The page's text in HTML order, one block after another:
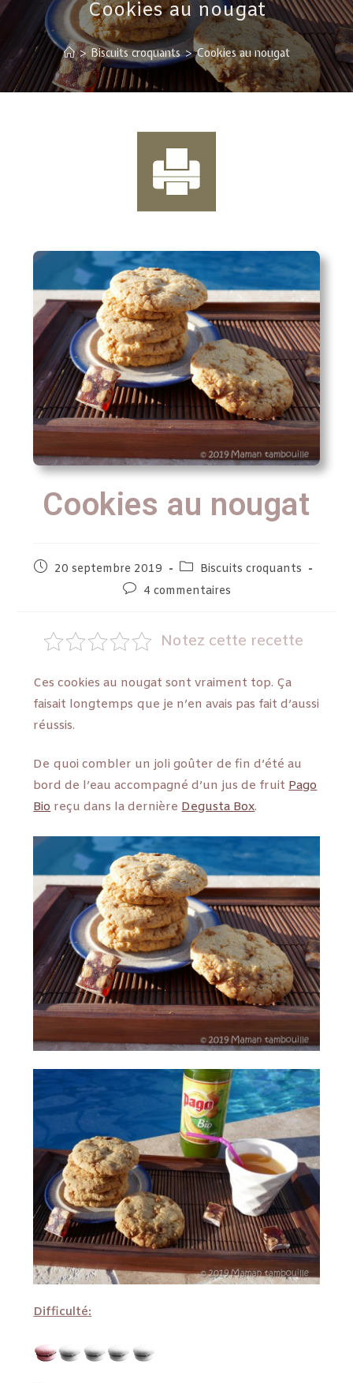
Cookies au nougat
> Biscuits croquants > Cookies au nougat
Cookies au nougat
20 septembre 2019
Biscuits croquants
4 commentaires
Notez cette recette
Ces cookies au nougat sont vraiment top. Ça
faisait longtemps que je n’en avais pas fait d’aussi
réussis.
De quoi combler un joli goûter de fin d’été au
bord de l’eau accompagné d’un jus de fruitPago
Bioreçu dans la dernièreDegusta Box.
Difficulté: